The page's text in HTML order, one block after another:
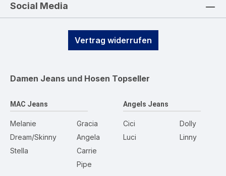
Social Media
Vertrag widerrufen
Damen Jeans und Hosen Topseller
MAC Jeans
Melanie
Dream/Skinny
Stella
Gracia
Angela
Carrie
Pipe
Angels Jeans
Cici
Luci
Dolly
Linny